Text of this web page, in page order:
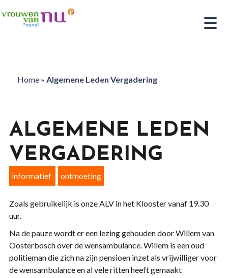
Home» Algemene Leden Vergadering
ALGEMENE LEDEN
VERGADERING
informatief ontmoeting
Zoals gebruikelijk is onze ALV in het Klooster vanaf 19.30
uur.
Na de pauze wordt er een lezing gehouden door Willem van
Oosterbosch over de wensambulance. Willem is een oud
politieman die zich na zijn pensioen inzet als vrijwilliger voor
de wensambulance en al vele ritten heeft gemaakt